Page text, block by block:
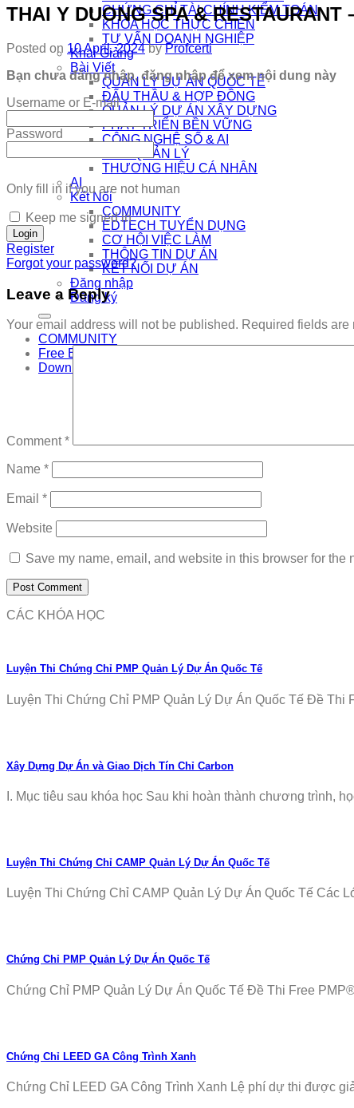
CHỨNG CHỈ TÀI CHÍNH KIỂM TOÁN
KHÓA HỌC THỰC CHIẾN
TƯ VẤN DOANH NGHIỆP
Khai Giảng
Bài Viết
QUẢN LÝ DỰ ÁN QUỐC TẾ
ĐẤU THẦU & HỢP ĐỒNG
QUẢN LÝ DỰ ÁN XÂY DỰNG
PHÁT TRIỂN BỀN VỮNG
CÔNG NGHỆ SỐ & AI
NHÀ QUẢN LÝ
THƯƠNG HIỆU CÁ NHÂN
AI
Kết Nối
COMMUNITY
EDTECH TUYỂN DỤNG
CƠ HỘI VIỆC LÀM
THÔNG TIN DỰ ÁN
KẾT NỐI DỰ ÁN
Đăng nhập
Đăng ký
COMMUNITY
Free Exam
Download
THAI Y DUONG SPA & RESTAURANT
Posted on 10 April, 2024 byProfcerti
Bạn chưa đăng nhập, đăng nhập để xem nội dung này
Username or E-mail
Password
Only fill in if you are not human
Keep me signed in
Register
Forgot your password?
Leave a Reply
Your email address will not be published. Required fields are
Comment*
Name *
Email *
Website
Save my name, email, and website in this browser for the
CÁC KHÓA HỌC
Luyện Thi Chứng Chỉ PMP Quản Lý Dự Án Quốc Tế
Luyện Thi Chứng Chỉ PMP Quản Lý Dự Án Quốc Tế Đề Thi
Xây Dựng Dự Án và Giao Dịch Tín Chỉ Carbon
I. Mục tiêu sau khóa học Sau khi hoàn thành chương trình,
Luyện Thi Chứng Chỉ CAMP Quản Lý Dự Án Quốc Tế
Luyện Thi Chứng Chỉ CAMP Quản Lý Dự Án Quốc Tế Các
Chứng Chỉ PMP Quản Lý Dự Án Quốc Tế
Chứng Chỉ PMP Quản Lý Dự Án Quốc Tế Đề Thi Free
Chứng Chỉ LEED GA Công Trình Xanh
Chứng Chỉ LEED GA Công Trình Xanh Lệ phí dự thi được